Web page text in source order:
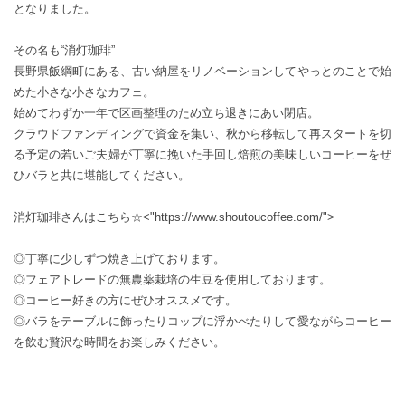
となりました。
その名も“消灯珈琲”
長野県飯綱町にある、古い納屋をリノベーションしてやっとのことで始
めた小さな小さなカフェ。
始めてわずか一年で区画整理のため立ち退きにあい閉店。
クラウドファンディングで資金を集い、秋から移転して再スタートを切
る予定の若いご夫婦が丁寧に挽いた手回し焙煎の美味しいコーヒーをぜ
ひバラと共に堪能してください。
消灯珈琲さんはこちら☆<"https://www.shoutoucoffee.com/">
◎丁寧に少しずつ焼き上げております。
◎フェアトレードの無農薬栽培の生豆を使用しております。
◎コーヒー好きの方にぜひオススメです。
◎バラをテーブルに飾ったりコップに浮かべたりして愛ながらコーヒー
を飲む贅沢な時間をお楽しみください。